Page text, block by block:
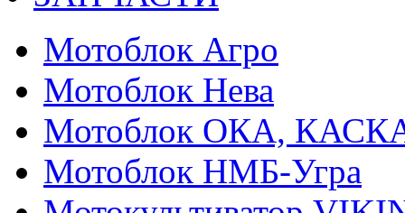
Мотоблок Агро
Мотоблок Нева
Мотоблок ОКА,
Мотоблок НМБ-Угра